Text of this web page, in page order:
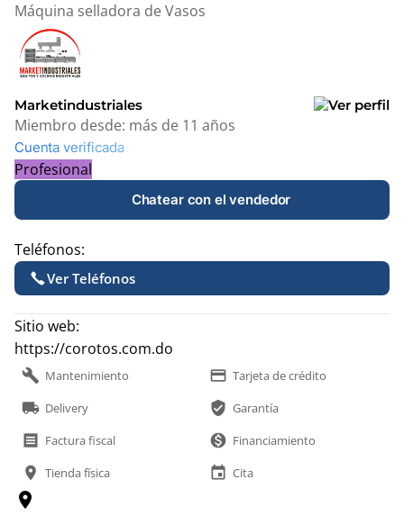
Máquina selladora de Vasos
Marketindustriales
Miembro desde: más de 11 años
Cuenta verificada
Profesional
Chatear con el vendedor
Teléfonos:
Ver Teléfonos
Sitio web:
https://corotos.com.do
build Mantenimiento payment Tarjeta de crédito
local_shipping Delivery verified_user Garantía
receipt Factura fiscal monetization_on Financiamiento
location_on Tienda física event Cita
location_on